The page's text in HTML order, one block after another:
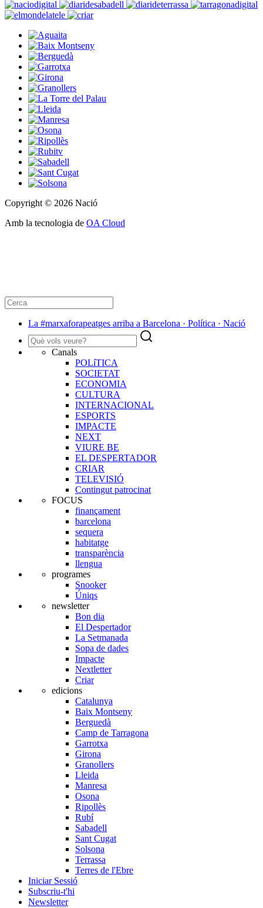
Copyright © 2026 Nació
Amb la tecnologia de OA Cloud
La #marxaforapeatges arriba a Barcelona · Política · Nació
Canals
POLíTICA
SOCIETAT
ECONOMIA
CULTURA
INTERNACIONAL
ESPORTS
IMPACTE
NEXT
VIURE BE
EL DESPERTADOR
CRIAR
TELEVISIÓ
Contingut patrocinat
FOCUS
finançament
barcelona
sequera
habitatge
transparència
llengua
programes
Snooker
Úniqs
newsletter
Bon dia
El Despertador
La Setmanada
Sopa de dades
Impacte
Nextletter
Criar
edicions
Catalunya
Baix Montseny
Berguedà
Camp de Tarragona
Garrotxa
Girona
Granollers
Lleida
Manresa
Osona
Ripollès
Rubí
Sabadell
Sant Cugat
Solsona
Terrassa
Terres de l'Ebre
Iniciar Sessió
Subscriu-t'hi
Newsletter